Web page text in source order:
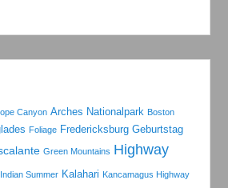
Canyon Arches Nationalpark Boston
Foliage Fredericksburg Geburtstag
Green Mountains Highway
Indian Summer Kalahari Kancamagus Highway